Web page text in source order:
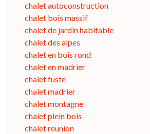
chalet autoconstruction
chalet bois massif
chalet de jardin habitable
chalet des alpes
chalet en bois rond
chalet en madrier
chalet fuste
chalet madrier
chalet montagne
chalet plein bois
chalet reunion